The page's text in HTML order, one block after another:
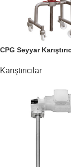
CPG Seyyar
Karıştırıcılar